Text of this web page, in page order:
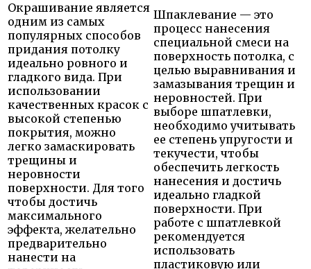
Окрашивание является
одним из самых
популярных способов
придания потолку
идеально ровного и
гладкого вида. При
использовании
качественных красок с
высокой степенью
покрытия, можно
легко замаскировать
трещины и
неровности
поверхности. Для того
чтобы достичь
максимального
эффекта, желательно
предварительно
нанести на
Шпаклевание — это
процесс нанесения
специальной смеси на
поверхность потолка, с
целью выравнивания и
замазывания трещин и
неровностей. При
выборе шпатлевки,
необходимо учитывать
ее степень упругости и
текучести, чтобы
обеспечить легкость
нанесения и достичь
идеально гладкой
поверхности. При
работе с шпатлевкой
рекомендуется
использовать
пластиковую или